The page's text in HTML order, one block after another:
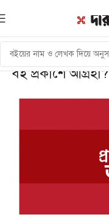
বই প্রকাশে আগ্রহী?